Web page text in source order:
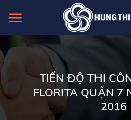
TIẾN ĐỘ THI
FLORITA QUẬN 7
2016